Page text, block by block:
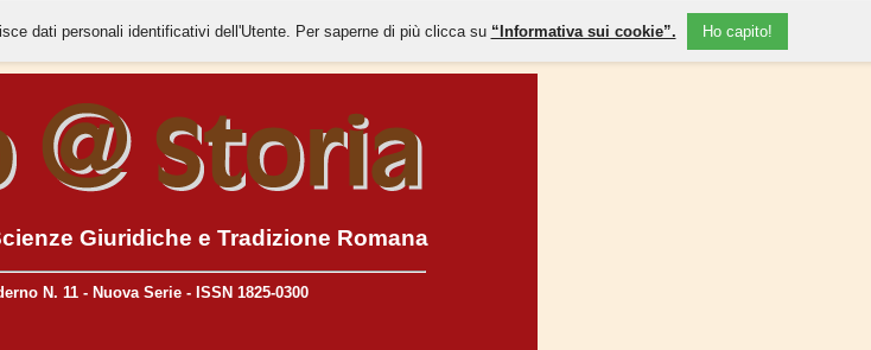
Giuridiche e Tradizione Romana
N. 11 - Nuova Serie- ISSN 1825-0300
dati personali identificativi dell'Utente. Per saperne di più clicca su “Informativa sui cookie”. Ho capito!